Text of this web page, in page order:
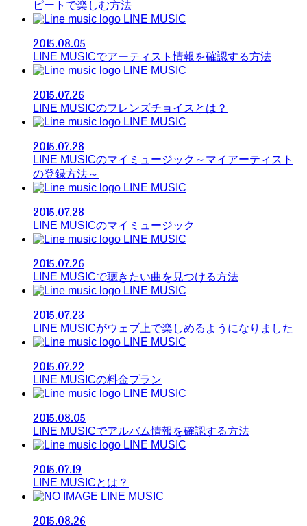
ピートで楽しむ方法
LINE MUSIC
2015.08.05
LINE MUSICでアーティスト情報を確認する方法
LINE MUSIC
2015.07.26
LINE MUSICのフレンズチョイスとは？
LINE MUSIC
2015.07.28
LINE MUSICのマイミュージック～マイアーティスト
の登録方法～
LINE MUSIC
2015.07.28
LINE MUSICのマイミュージック
LINE MUSIC
2015.07.26
LINE MUSICで聴きたい曲を見つける方法
LINE MUSIC
2015.07.23
LINE MUSICがウェブ上で楽しめるようになりました
LINE MUSIC
2015.07.22
LINE MUSICの料金プラン
LINE MUSIC
2015.08.05
LINE MUSICでアルバム情報を確認する方法
LINE MUSIC
2015.07.19
LINE MUSICとは？
LINE MUSIC
2015.08.26